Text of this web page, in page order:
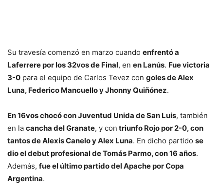
Su travesía comenzó en marzo cuando enfrentó a
Laferrere por los 32vos de Final, en en Lanús. Fue victoria
3-0 para el equipo de Carlos Tevez con goles de Alex
Luna, Federico Mancuello y Jhonny Quiñónez.
En 16vos chocó con Juventud Unida de San Luis, también
en la cancha del Granate, y con triunfo Rojo por 2-0, con
tantos de Alexis Canelo y Alex Luna. En dicho partido se
dio el debut profesional de Tomás Parmo, con 16 años.
Además, fue el último partido del Apache por Copa
Argentina.